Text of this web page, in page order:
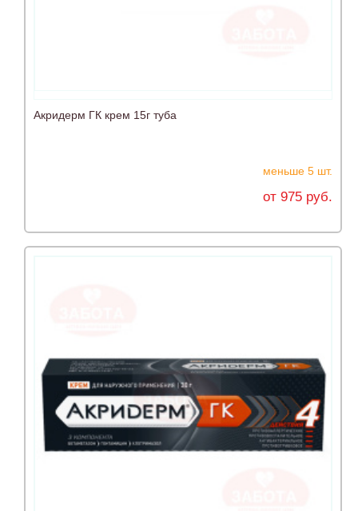
Акридерм ГК крем 15г туба
меньше 5 шт.
от 975 руб.